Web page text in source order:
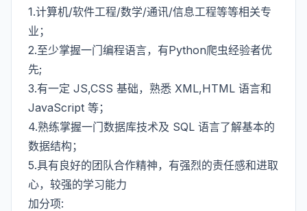
1.计算机/软件工程/数学/通讯/信息工程等等相关专
业；
2.至少掌握一门编程语言，有Python爬虫经验者优
先;
3.有一定 JS,CSS 基础，熟悉 XML,HTML 语言和
JavaScript 等；
4.熟练掌握一门数据库技术及 SQL 语言了解基本的
数据结构；
5.具有良好的团队合作精神，有强烈的责任感和进取
心，较强的学习能力
加分项: